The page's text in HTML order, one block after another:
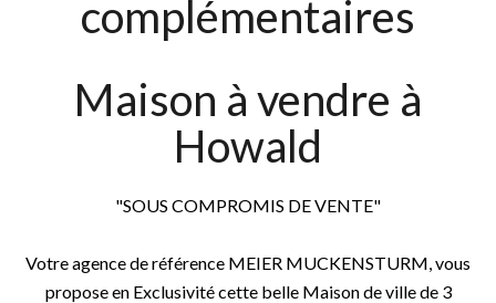
complémentaires
Maison à vendre à
Howald
"SOUS COMPROMIS DE VENTE"
Votre agence de référence MEIER MUCKENSTURM, vous
propose en Exclusivité cette belle Maison de ville de 3